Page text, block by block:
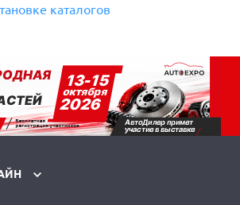
каталогов